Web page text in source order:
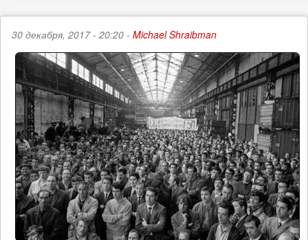
30 декабря, 2017 - 20:20 - Michael Shraibman